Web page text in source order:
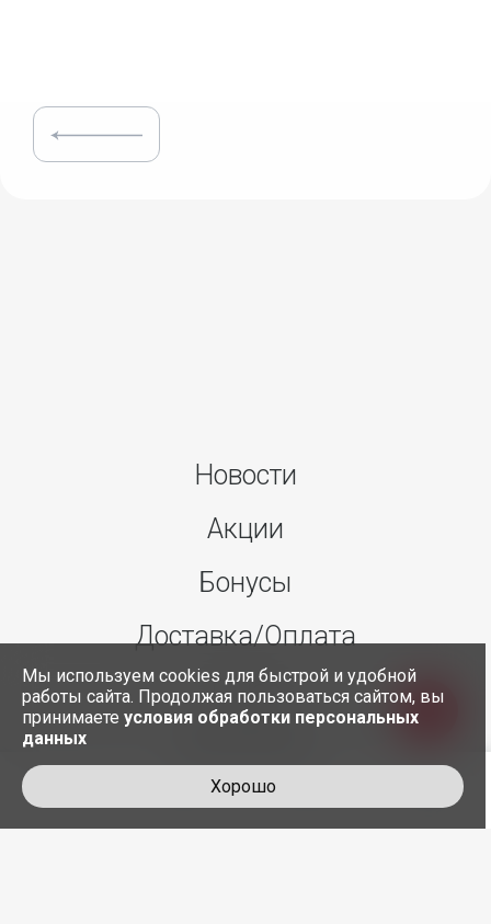
Новости
Акции
Бонусы
Доставка/Оплата
О нас
Мы используем cookies для быстрой и удобной
работы сайта. Продолжая пользоваться сайтом, вы
принимаете условия обработки персональных
данных
Хорошо